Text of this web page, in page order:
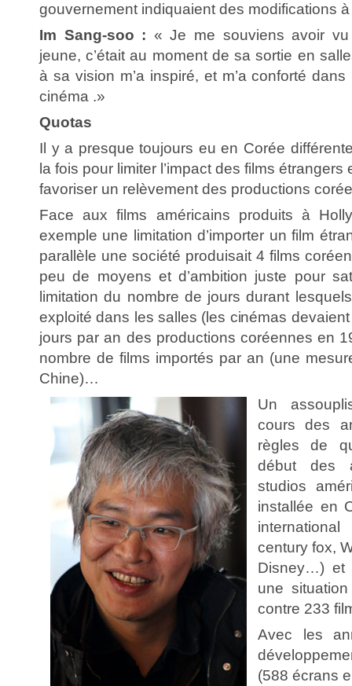
gouvernement indiquaient des modifications
Im Sang-soo : « Je me souviens avoir vu
jeune, c’était au moment de sa sortie en
à sa vision m’a inspiré, et m’a conforté
cinéma .»
Quotas
Il y a presque toujours eu en Corée
la fois pour limiter l’impact des films
favoriser un relèvement des productions
Face aux films américains produits à
exemple une limitation d’importer un film
parallèle une société produisait 4 films
peu de moyens et d’ambition juste pour
limitation du nombre de jours durant
exploité dans les salles (les cinémas
jours par an des productions coréennes en
nombre de films importés par an (une
Chine)…
Un
cours des
règles de
début des
studios
installée en
century fox,
Disney…) et
une
contre 233
Avec les
(588 écrans